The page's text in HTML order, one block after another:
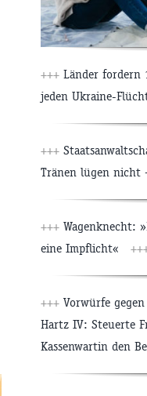
+++ Länder fordern
jeden Ukraine-
+++
Tränen lügen nicht
+++ Wagenknecht:
eine Impflicht«
+++ Vorwürfe
Hartz IV: Steuerte
Kassenwartin den